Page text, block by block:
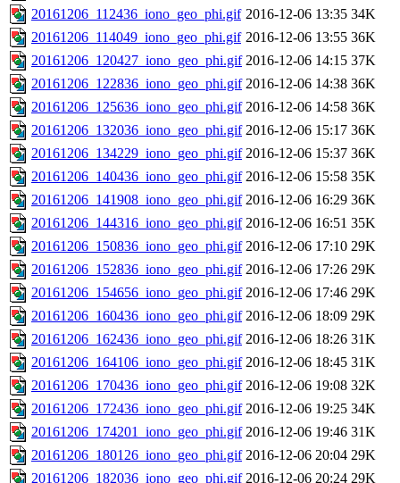
20161206_112436_iono_geo_phi.gif 2016-12-06 13:35 34K
20161206_114049_iono_geo_phi.gif 2016-12-06 13:55 36K
20161206_120427_iono_geo_phi.gif 2016-12-06 14:15 37K
20161206_122836_iono_geo_phi.gif 2016-12-06 14:38 36K
20161206_125636_iono_geo_phi.gif 2016-12-06 14:58 36K
20161206_132036_iono_geo_phi.gif 2016-12-06 15:17 36K
20161206_134229_iono_geo_phi.gif 2016-12-06 15:37 36K
20161206_140436_iono_geo_phi.gif 2016-12-06 15:58 35K
20161206_141908_iono_geo_phi.gif 2016-12-06 16:29 36K
20161206_144316_iono_geo_phi.gif 2016-12-06 16:51 35K
20161206_150836_iono_geo_phi.gif 2016-12-06 17:10 29K
20161206_152836_iono_geo_phi.gif 2016-12-06 17:26 29K
20161206_154656_iono_geo_phi.gif 2016-12-06 17:46 29K
20161206_160436_iono_geo_phi.gif 2016-12-06 18:09 29K
20161206_162436_iono_geo_phi.gif 2016-12-06 18:26 31K
20161206_164106_iono_geo_phi.gif 2016-12-06 18:45 31K
20161206_170436_iono_geo_phi.gif 2016-12-06 19:08 32K
20161206_172436_iono_geo_phi.gif 2016-12-06 19:25 34K
20161206_174201_iono_geo_phi.gif 2016-12-06 19:46 31K
20161206_180126_iono_geo_phi.gif 2016-12-06 20:04 29K
20161206_182036_iono_geo_phi.gif 2016-12-06 20:24 29K